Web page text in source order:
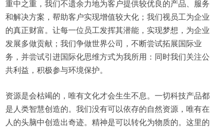
重中之重，我们不遗余力地为客户提供较优良的产品、服务
和解决方案，帮助客户实现增值较大化；我们视员工为企业
的真正财富。让每一位员工发挥其潜能，实现梦想，为企业
发展多做贡献；我们争做世界公司，不断尝试拓展国际业
务，并尝试引进国际化思维方式为我所用：同时我们关注公
共利益，积极参与环境保护。
资源是会枯竭的，唯有文化才会生生不息。一切科技产品都
是人类智慧创造的。我们没有可以依存的自然资源，唯有在
人的头脑中创造出奇迹。精神是可以转化为物质的。这里的